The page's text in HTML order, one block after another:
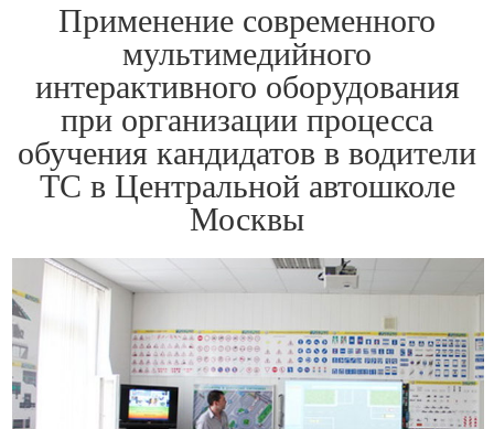
Применение современного
мультимедийного
интерактивного оборудования
при организации процесса
обучения кандидатов в водители
ТС в Центральной автошколе
Москвы